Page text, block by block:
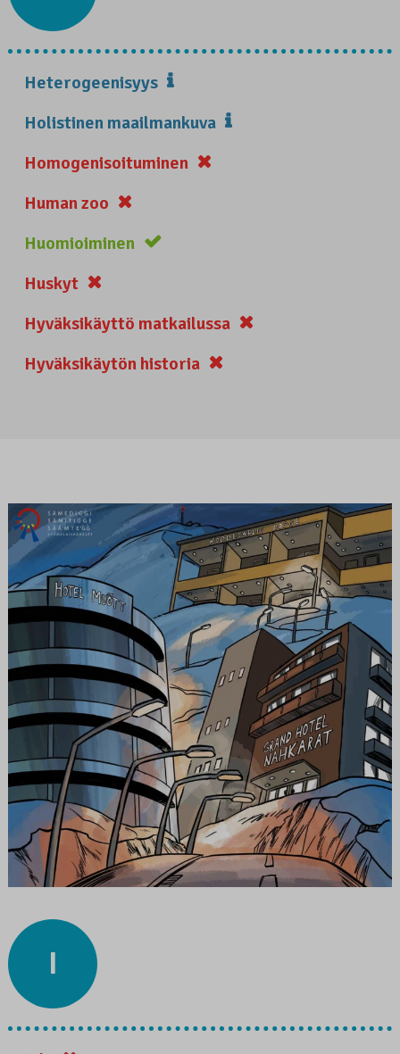
Heterogeenisyys
Holistinen maailmankuva
Homogenisoituminen
Human zoo
Huomioiminen
Huskyt
Hyväksikäyttö matkailussa
Hyväksikäytön historia
I